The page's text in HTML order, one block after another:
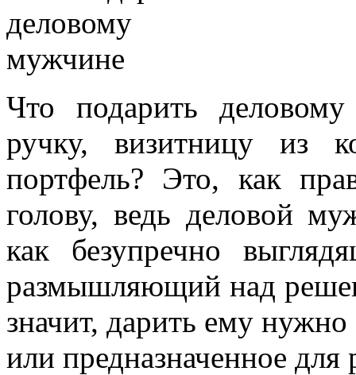
Что подарить
ручку, визитницу из
портфель? Это, как
голову, ведь деловой
как безупречно
размышляющий над
значит, дарить ему
или предназначенное для